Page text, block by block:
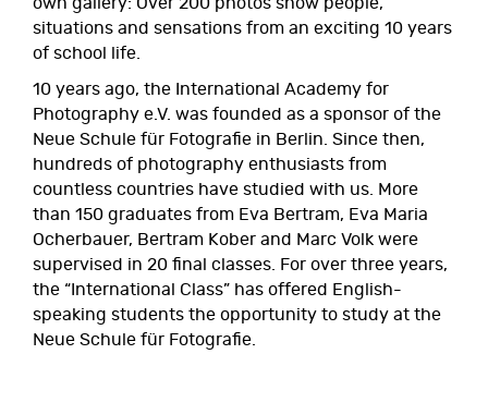
situations and sensations from an exciting 10 years
of school life.
10 years ago, the International Academy for
Photography e.V. was founded as a sponsor of the
Neue Schule für Fotografie in Berlin. Since then,
hundreds of photography enthusiasts from
countless countries have studied with us. More
than 150 graduates from Eva Bertram, Eva Maria
Ocherbauer, Bertram Kober and Marc Volk were
supervised in 20 final classes. For over three years,
the “International Class” has offered English-
speaking students the opportunity to study at the
Neue Schule für Fotografie.